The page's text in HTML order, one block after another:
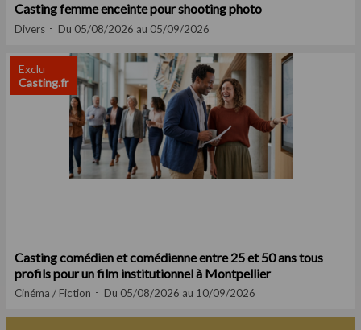
Casting femme enceinte pour shooting photo
Divers Du 05/08/2026 au 05/09/2026
Exclu
Casting.fr
Casting comédien et comédienne entre 25 et 50 ans tous
profils pour un film institutionnel à Montpellier
Cinéma / Fiction Du 05/08/2026 au 10/09/2026